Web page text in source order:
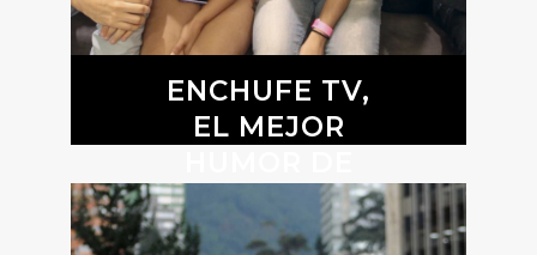
ENCHUFE TV,
EL MEJOR
ECUADOR